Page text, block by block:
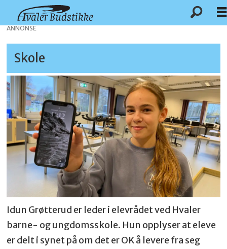
ANNONSE
Skole
Idun Grøtterud er leder i elevrådet ved Hvaler
barne- og ungdomsskole. Hun opplyser at eleve
er delt i synet på om det er OK å levere fra seg